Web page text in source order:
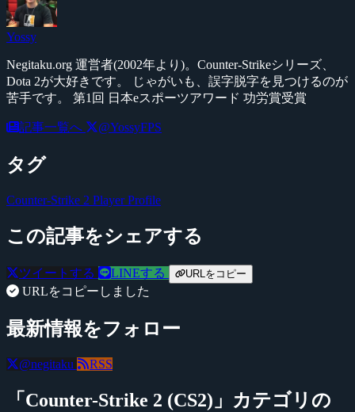
Yossy
Negitaku.org 運営者(2002年より)。Counter-Strikeシリーズ、
Dota 2が大好きです。 じゃがいも、誤字脱字を見つけるのが
苦手です。 第1回 日本eスポーツアワード 功労賞受賞
記事一覧へ @YossyFPS
タグ
Counter-Strike 2 Player Profile
この記事をシェアする
ツイートする LINEする URLをコピー
URLをコピーしました
最新情報をフォロー
@negitaku RSS
「Counter-Strike 2 (CS2)」カテゴリの